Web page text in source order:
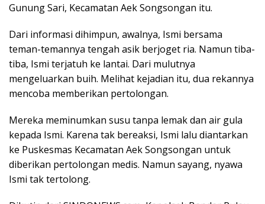
Gunung Sari, Kecamatan Aek Songsongan itu.
Dari informasi dihimpun, awalnya, Ismi bersama
teman-temannya tengah asik berjoget ria. Namun tiba-
tiba, Ismi terjatuh ke lantai. Dari mulutnya
mengeluarkan buih. Melihat kejadian itu, dua rekannya
mencoba memberikan pertolongan.
Mereka meminumkan susu tanpa lemak dan air gula
kepada Ismi. Karena tak bereaksi, Ismi lalu diantarkan
ke Puskesmas Kecamatan Aek Songsongan untuk
diberikan pertolongan medis. Namun sayang, nyawa
Ismi tak tertolong.